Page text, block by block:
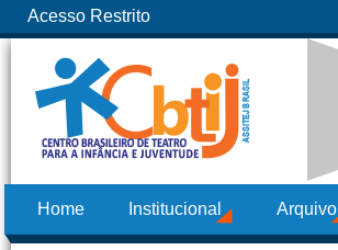
Acesso Restrito
Home Institucional Arquivo